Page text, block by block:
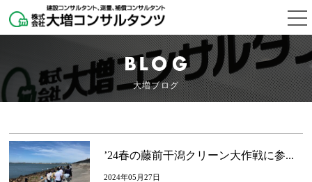
大増ブログ
’24春の藤前干潟クリーン大作戦に参...
2024年05月27日